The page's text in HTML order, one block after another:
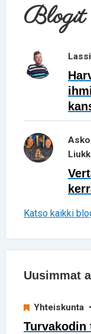
Blogit
Asko
Katso kaikki
Uusimmat
Yhteiskunta